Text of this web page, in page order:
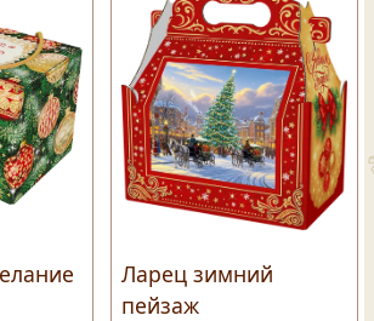
Ларец зимний
пейзаж